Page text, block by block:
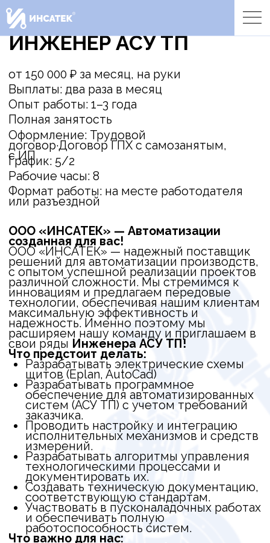
ИНЖЕНЕР АСУ ТП
от 150 000 ₽ за месяц, на руки
Опыт работы: 1–3 года
Полная занятость
Оформление: Трудовой
договор·Договор ГПХ с самозанятым,
с ИП
График: 5/2
Рабочие часы: 8
Формат работы: на месте работодателя
или разъездной
ООО «ИНСАТЕК» — Автоматизации
созданная для вас!
ООО «ИНСАТЕК» — надежный поставщик
решений для автоматизации производств,
с опытом успешной реализации проектов
различной сложности. Мы стремимся к
инновациям и предлагаем передовые
максимальную эффективность и
надежность. Именно поэтому мы
расширяем нашу команду и приглашаем в
свои рядыИнженера АСУ ТП!
Что предстоит делать:
Разрабатывать электрические схемы
щитов (Eplan, AutoCad)
Разрабатывать программное
обеспечение для автоматизированных
систем (АСУ ТП) с учетом требований
заказчика.
Проводить настройку и интеграцию
исполнительных механизмов и средств
измерений.
Разрабатывать алгоритмы управления
технологическими процессами и
документировать их.
Создавать техническую документацию,
соответствующую стандартам.
Участвовать в пусконаладочных работах
и обеспечивать полную
работоспособность систем.
Что важно для нас:
Высшее техническое образование в
области автоматизации, электроники
или смежных областях.
Умение разрабатывать электрические
схемы для сборки щитового
оборудования, РД разделов АК, АТХ и
АОВ. Опыт работы в программе Eplan
(обязательное требование)
Опыт работы с одним или несколькими
из следующих инструментов: Codesys
v3.5, MasterSCADA, Tia Portal.
Практические навыки
программирования в соответствии со
стандартом IEC 61131-3.
Опыт разработки пользовательских
интерфейсов в SCADA-системах и для
операторских панелей.
Знание сетевых протоколов (Modbus,
Profibus и другие) и опыт настройки
сетевого оборудования.
Опыт работы с частотными